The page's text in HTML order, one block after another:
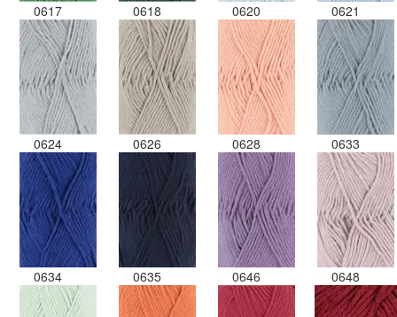
0617 0618 0620 0621
0624 0626 0628 0633
0634 0635 0646 0648